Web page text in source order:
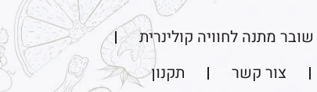
שובר מתנה לחוויה קולינרית
צור קשר תקנון